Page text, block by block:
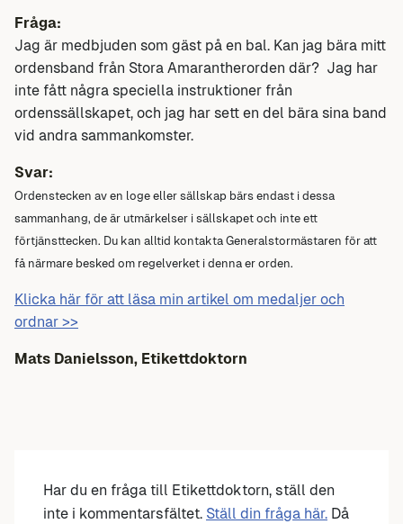
Fråga:
Jag är medbjuden som gäst på en bal. Kan jag bära mitt
ordensband från Stora Amarantherorden där? Jag har
inte fått några speciella instruktioner från
ordenssällskapet, och jag har sett en del bära sina band
vid andra sammankomster.
Svar:
Ordenstecken av en loge eller sällskap bärs endast i dessa
sammanhang, de är utmärkelser i sällskapet och inte ett
förtjänsttecken. Du kan alltid kontakta Generalstormästaren för att
få närmare besked om regelverket i denna er orden.
Klicka här för att läsa min artikel om medaljer och
ordnar >>
Mats Danielsson, Etikettdoktorn
Har du en fråga till Etikettdoktorn, ställ den
inte i kommentarsfältet. Ställ din fråga här. Då